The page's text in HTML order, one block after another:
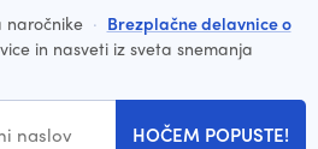
naročnike · Brezplačne delavnice o
in nasveti iz sveta snemanja
HOČEM POPUSTE!